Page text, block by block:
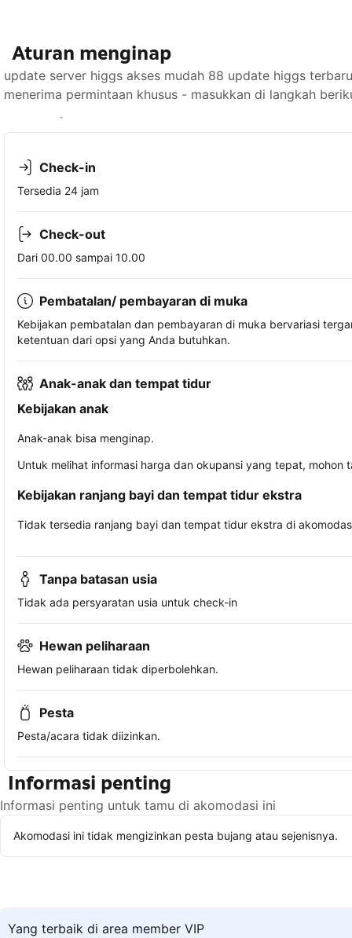
Aturan menginap
update server higgs akses mudah 88 update higgs
menerima permintaan khusus - masukkan di langkah
Lihat ketersediaan
Check-in
Tersedia 24 jam
Check-out
Dari 00.00 sampai 10.00
Pembatalan/ pembayaran di muka
Kebijakan pembatalan dan pembayaran di muka bervariasi
ketentuan dari opsi yang Anda butuhkan.
Anak-anak dan tempat tidur
Kebijakan anak
Anak-anak bisa menginap.
Untuk melihat informasi harga dan okupansi yang tepat,
Kebijakan ranjang bayi dan tempat tidur ekstra
Tidak tersedia ranjang bayi dan tempat tidur ekstra di
Tanpa batasan usia
Tidak ada persyaratan usia untuk check-in
Hewan peliharaan
Hewan peliharaan tidak diperbolehkan.
Pesta
Pesta/acara tidak diizinkan.
Informasi penting
Informasi penting untuk tamu di akomodasi ini
Akomodasi ini tidak mengizinkan pesta bujang atau sejenisnya.
Yang terbaik di area member VIP